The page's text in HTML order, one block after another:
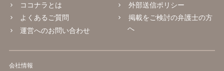
ココナラとは
よくあるご質問
運営へのお問い合わせ
外部送信ポリシー
掲載をご検討の弁護士の方
へ
会社情報